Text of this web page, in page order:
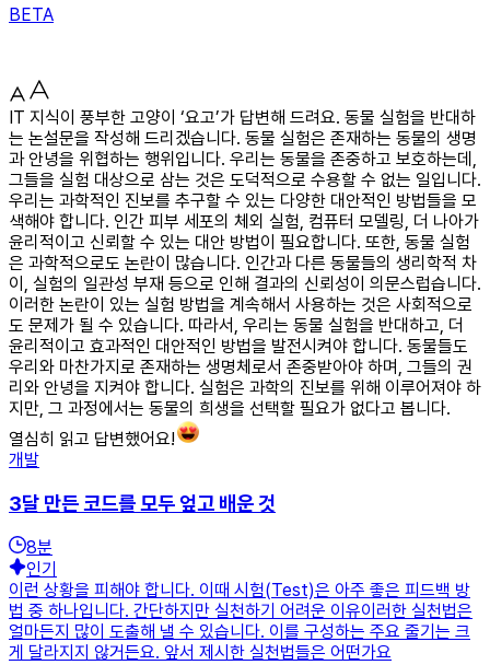
BETA
IT 지식이 풍부한 고양이 ‘요고’가 답변해 드려요. 동물 실험을 반대하
는 논설문을 작성해 드리겠습니다. 동물 실험은 존재하는 동물의 생명
과 안녕을 위협하는 행위입니다. 우리는 동물을 존중하고 보호하는데,
그들을 실험 대상으로 삼는 것은 도덕적으로 수용할 수 없는 일입니다.
우리는 과학적인 진보를 추구할 수 있는 다양한 대안적인 방법들을 모
색해야 합니다. 인간 피부 세포의 체외 실험, 컴퓨터 모델링, 더 나아가
윤리적이고 신뢰할 수 있는 대안 방법이 필요합니다. 또한, 동물 실험
은 과학적으로도 논란이 많습니다. 인간과 다른 동물들의 생리학적 차
이, 실험의 일관성 부재 등으로 인해 결과의 신뢰성이 의문스럽습니다.
이러한 논란이 있는 실험 방법을 계속해서 사용하는 것은 사회적으로
도 문제가 될 수 있습니다. 따라서, 우리는 동물 실험을 반대하고, 더
윤리적이고 효과적인 대안적인 방법을 발전시켜야 합니다. 동물들도
우리와 마찬가지로 존재하는 생명체로서 존중받아야 하며, 그들의 권
리와 안녕을 지켜야 합니다. 실험은 과학의 진보를 위해 이루어져야 하
지만, 그 과정에서는 동물의 희생을 선택할 필요가 없다고 봅니다.
열심히 읽고 답변했어요!
개발
3달 만든 코드를 모두 엎고 배운 것
8분
인기
이런 상황을 피해야 합니다. 이때 시험(Test)은 아주 좋은 피드백 방
법 중 하나입니다. 간단하지만 실천하기 어려운 이유이러한 실천법은
얼마든지 많이 도출해 낼 수 있습니다. 이를 구성하는 주요 줄기는 크
게 달라지지 않거든요. 앞서 제시한 실천법들은 어떤가요